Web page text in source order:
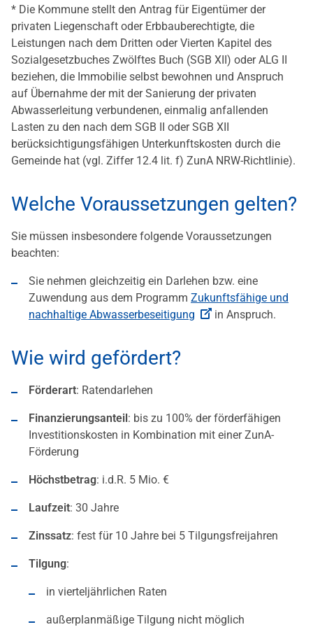
* Die Kommune stellt den Antrag für Eigentümer der
privaten Liegenschaft oder Erbbauberechtigte, die
Leistungen nach dem Dritten oder Vierten Kapitel des
Sozialgesetzbuches Zwölftes Buch (SGB XII) oder ALG II
beziehen, die Immobilie selbst bewohnen und Anspruch
auf Übernahme der mit der Sanierung der privaten
Abwasserleitung verbundenen, einmalig anfallenden
Lasten zu den nach dem SGB II oder SGB XII
berücksichtigungsfähigen Unterkunftskosten durch die
Gemeinde hat (vgl. Ziffer 12.4 lit. f) ZunA NRW-Richtlinie).
Welche Voraussetzungen gelten?
Sie müssen insbesondere folgende Voraussetzungen
beachten:
Sie nehmen gleichzeitig ein Darlehen bzw. eine
Zuwendung aus dem Programm Zukunftsfähige und
nachhaltige Abwasserbeseitigung
in Anspruch.
Wie wird gefördert?
Förderart: Ratendarlehen
Finanzierungsanteil : bis zu 100% der förderfähigen
Investitionskosten in Kombination mit einer ZunA-
Förderung
Höchstbetrag: i.d.R. 5 Mio. €
Laufzeit: 30 Jahre
Zinssatz: fest für 10 Jahre bei 5 Tilgungsfreijahren
Tilgung:
in vierteljährlichen Raten
außerplanmäßige Tilgung nicht möglich